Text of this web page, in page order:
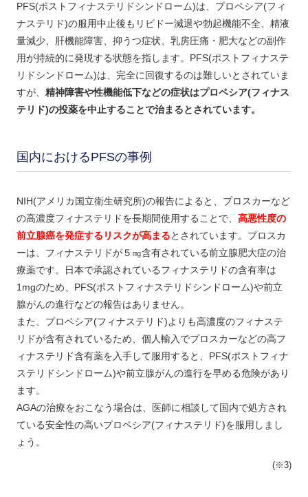
PFS(ポストフィナステリドシンドローム)は、プロペシア(フィ
ナステリド)の服用中止後もリビドー減退や勃起機能不全、精液
量減少、肝機能障害、抑うつ症状、乳房圧痛・肥大などの副作
用が持続的に発現する状態を指します。PFS(ポストフィナステ
リドシンドローム)は、完全に回復するのは難しいとされていま
すが、 精神障害や性機能低下などの症状はプロペシア(フィナス
テリド)の投薬を中止することで治まるとされています。
国内におけるPFSの事例
NIH(アメリカ国立衛生研究所)の報告によると、プロスカーなど
の高濃度フィナステリドを長期間使用することで、 高悪性度の
前立腺癌を発症するリスクが高まるとされています。プロスカ
ーは、フィナステリドが５㎎含有されている前立腺肥大症の治
療薬です。日本で承認されているフィナステリドの含有率は
1mgのため、PFS(ポストフィナステリドシンドローム)や前立
腺がんの進行などの報告はありません。
また、プロペシア(フィナステリド)よりも高濃度のフィナステ
リドが含有されているため、個人輸入でプロスカーなどの高フ
ィナステリド含有薬を入手して服用すると、PFS(ポストフィナ
ステリドシンドローム)や前立腺がんの進行を早める危険があり
ます。
AGAの治療をおこなう場合は、医師に相談して国内で処方され
ている安全性の高いプロペシア(フィナステリド)を服用しまし
ょう。
(※3)